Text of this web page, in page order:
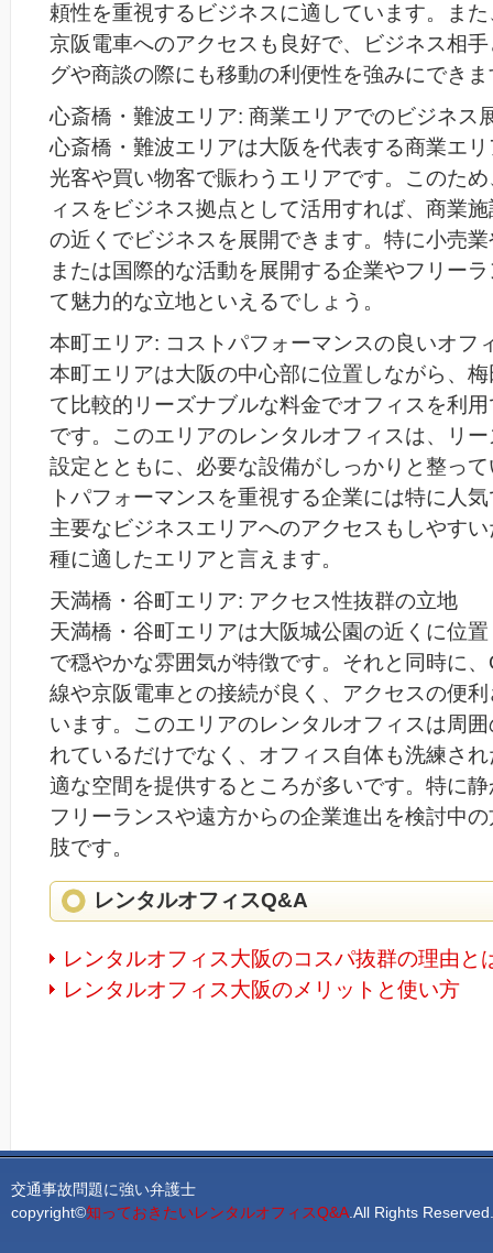
頼性を重視するビジネスに適しています。ま
京阪電車へのアクセスも良好で、ビジネス相
グや商談の際にも移動の利便性を強みにできま
心斎橋・難波エリア: 商業エリアでのビジネス
心斎橋・難波エリアは大阪を代表する商業エ
光客や買い物客で賑わうエリアです。このた
ィスをビジネス拠点として活用すれば、商業
の近くでビジネスを展開できます。特に小売
または国際的な活動を展開する企業やフリー
て魅力的な立地といえるでしょう。
本町エリア: コストパフォーマンスの良いオフ
本町エリアは大阪の中心部に位置しながら、
て比較的リーズナブルな料金でオフィスを利
です。このエリアのレンタルオフィスは、リ
設定とともに、必要な設備がしっかりと整っ
トパフォーマンスを重視する企業には特に人
主要なビジネスエリアへのアクセスもしやす
種に適したエリアと言えます。
天満橋・谷町エリア: アクセス性抜群の立地
天満橋・谷町エリアは大阪城公園の近くに位
で穏やかな雰囲気が特徴です。それと同時に
線や京阪電車との接続が良く、アクセスの便
います。このエリアのレンタルオフィスは周
れているだけでなく、オフィス自体も洗練さ
適な空間を提供するところが多いです。特に
フリーランスや遠方からの企業進出を検討中
肢です。
レンタルオフィスQ&A
レンタルオフィス大阪のコスパ抜群の理由と
レンタルオフィス大阪のメリットと使い方
交通事故問題に強い弁護士
copyright©知っておきたいレンタルオフィスQ&A .All Rights